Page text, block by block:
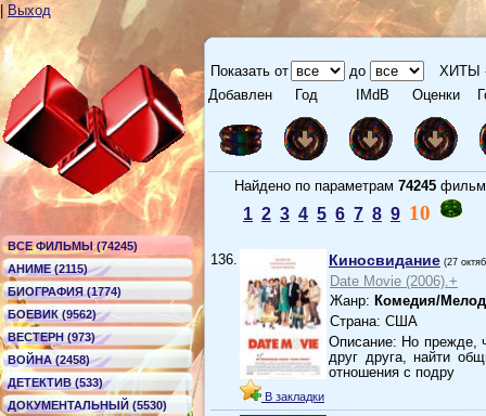
Выход
ВСЕ ФИЛЬМЫ (74245)
АНИМЕ (2115)
БИОГРАФИЯ (1774)
БОЕВИК (9562)
ВЕСТЕРН (973)
ВОЙНА (2458)
ДЕТЕКТИВ (533)
ДОКУМЕНТАЛЬНЫЙ (5530)
Показать от до
ХИТЫ
Добавлен Год IMdB Оценки
Найдено по параметрам 74245
1 2 3 4 5 6 7 8 9 10
136.
В закладки
Киносвидание (27
Date Movie (2006).+
Жанр: Комедия/
Страна: США
Описание: Но прежде,
друг друга, найти
отношения с подру